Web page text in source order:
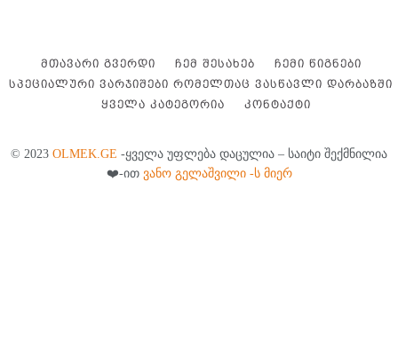
ᲛᲗᲐᲕᲐᲠᲘ ᲒᲕᲔᲠᲓᲘ ᲩᲔᲛ ᲨᲔᲡᲐᲮᲔᲑ
ᲩᲔᲛᲘ ᲬᲘᲒᲜᲔᲑᲘ
ᲡᲞᲔᲪᲘᲐᲚᲣᲠᲘ ᲕᲐᲠᲯᲘᲨᲔᲑᲘ ᲠᲝᲛᲔᲚᲗᲐᲪ ᲕᲐᲡᲬᲐᲕᲚᲘ ᲓᲐᲠᲑᲐᲖᲨᲘ
ᲧᲕᲔᲚᲐ ᲙᲐᲢᲔᲒᲝᲠᲘᲐ
ᲙᲝᲜᲢᲐᲥᲢᲘ
© 2023 OLMEK.GE -ყველა უფლება დაცულია – საიტი შექმნილია
❤️-ით ვანო გელაშვილი -ს მიერ